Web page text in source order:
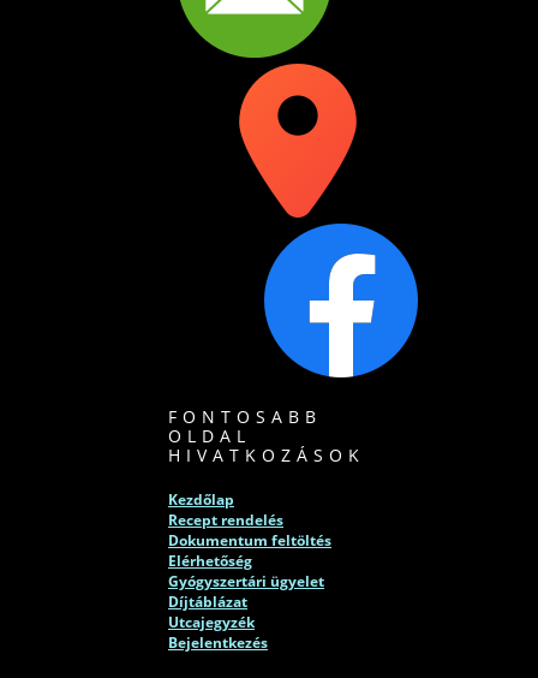
FONTOSABB
OLDAL
HIVATKOZÁSOK
Kezdőlap
Recept rendelés
Dokumentum feltöltés
Elérhetőség
Gyógyszertári ügyelet
Díjtáblázat
Utcajegyzék
Bejelentkezés